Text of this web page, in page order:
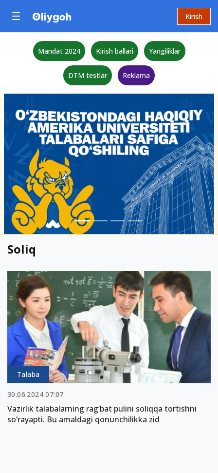
Kirish
Mandat 2024 Kirish ballari Yangiliklar
DTM testlar Reklama
Soliq
Talaba
30.06.2024 07:07
Vazirlik talabalarning rag‘bat pulini soliqqa tortishni
so‘rayapti. Bu amaldagi qonunchilikka zid